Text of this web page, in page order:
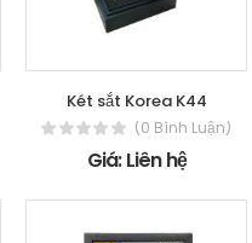
Két sắt Korea K44
(0 Bình Luận)
Giá: Liên hệ